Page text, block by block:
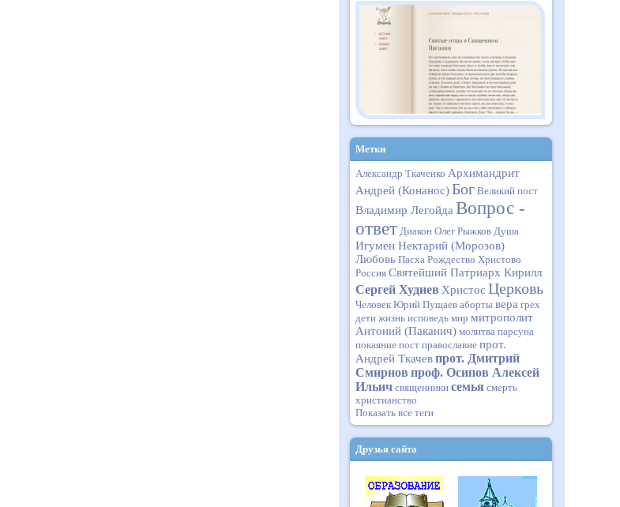
Метки
Александр Ткаченко Архимандрит
Андрей (Конанос)Бог Великий пост
Владимир ЛегойдаВопрос -
ответ Диакон Олег Рыжков Душа
Игумен Нектарий (Морозов)
Любовь Пасха Рождество Христово
Россия Святейший Патриарх Кирилл
Сергей Худиев Христос Церковь
Человек Юрий Пущаев аборты вера грех
дети жизнь исповедь мир митрополит
Антоний (Паканич) молитва парсуна
покаяние пост православие прот.
Андрей Ткачевпрот. Дмитрий
Смирнов проф. Осипов Алексей
Ильич священники семья смерть
христианство
Показать все теги
Друзья сайта